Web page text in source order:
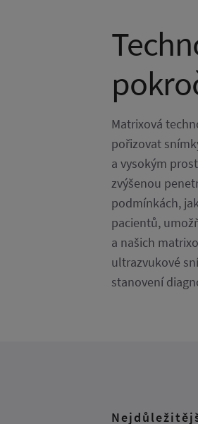
Matrixová
pořizovat
a vysokým
zvýšenou
podmínkách,
pacientů,
a našich
ultrazvukové
stanovení